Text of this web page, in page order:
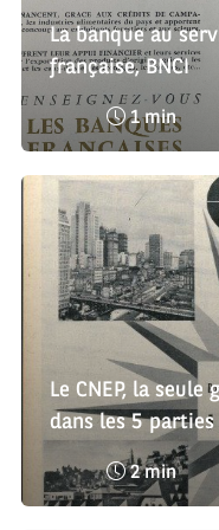
La banque au
française, BNCI
Temps
de
lecture
1 min
Le CNEP, la
dans les 5
Temps
de
2 min